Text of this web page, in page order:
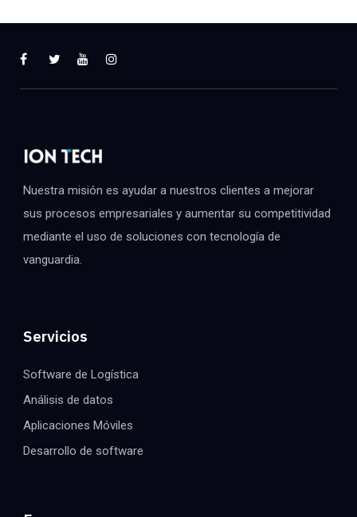
Nuestra misión es ayudar a nuestros clientes a mejorar
sus procesos empresariales y aumentar su competitividad
mediante el uso de soluciones con tecnología de
vanguardia.
Servicios
Software de Logística
Análisis de datos
Aplicaciones Móviles
Desarrollo de software